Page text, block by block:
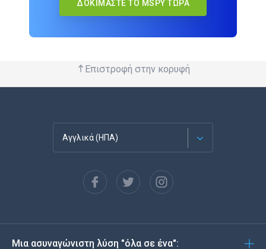
ΔΟΚΙΜΆΣΤΕ ΤΟ MSPY ΤΏΡΑ
Επιστροφή στην κορυφή
Αγγλικά (ΗΠΑ)
Español
Deutsch
Μια ασυναγώνιστη λύση "όλα σε ένα":